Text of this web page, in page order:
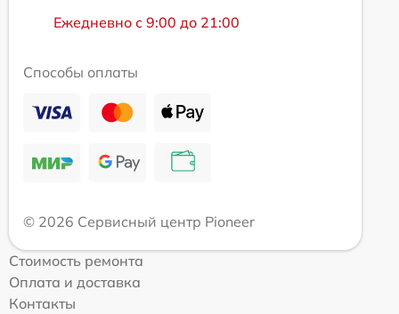
Ежедневно с 9:00 до 21:00
Способы оплаты
© 2026 Сервисный центр Pioneer
Стоимость ремонта
Оплата и доставка
Контакты